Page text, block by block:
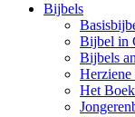
Bijbels
Bijbel in
Bijbels
Herziene
Het Boek